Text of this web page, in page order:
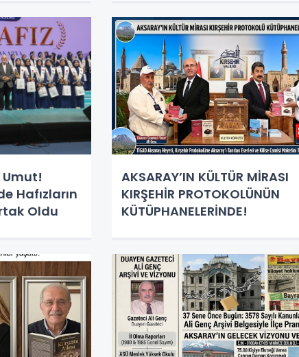
Umut!
Hafızların
Oldu
AKSARAY’IN KÜLTÜR MİRASI
KIRŞEHİR PROTOKOLÜNÜN
KÜTÜPHANELERİNDE!